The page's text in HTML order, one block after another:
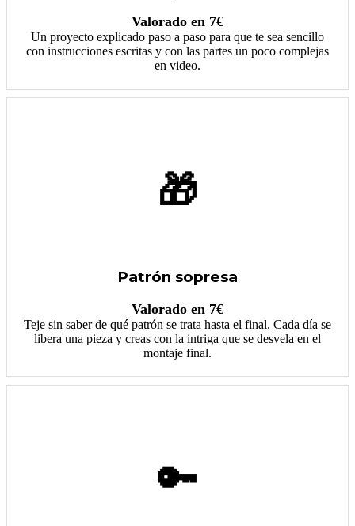
Valorado en 7€
Un proyecto explicado paso a paso para que te sea sencillo
con instrucciones escritas y con las partes un poco complejas
en video.
🎁
Patrón sopresa
Valorado en 7€
Teje sin saber de qué patrón se trata hasta el final. Cada día se
libera una pieza y creas con la intriga que se desvela en el
montaje final.
🔑